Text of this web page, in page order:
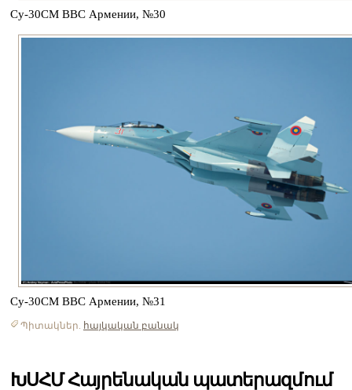
Су-30СМ ВВС Армении, №30
Су-30СМ ВВС Армении, №31
Պիտակներ. հայկական բանակ
ԽՍՀՄ Հայրենական պատերազմում